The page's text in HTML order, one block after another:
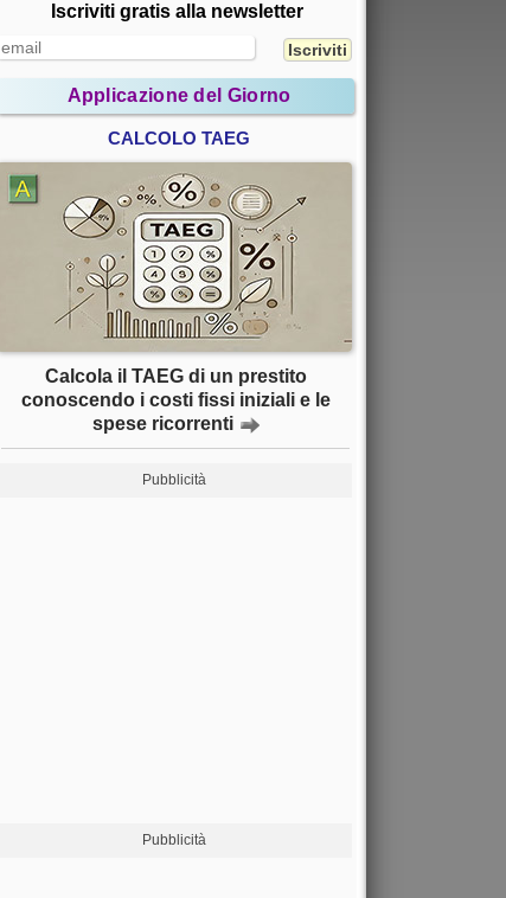
Iscriviti gratis alla newsletter
Applicazione del Giorno
CALCOLO TAEG
Calcola il TAEG di un prestito
conoscendo i costi fissi iniziali e le
spese ricorrenti
Pubblicità
Pubblicità